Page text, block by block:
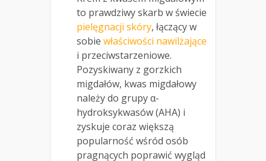
to prawdziwy skarb w świecie
pielęgnacji skóry, łączący w
sobie właściwości nawilżające
i przeciwstarzeniowe.
Pozyskiwany z gorzkich
migdałów, kwas migdałowy
należy do grupy α-
hydroksykwasów (AHA) i
zyskuje coraz większą
popularność wśród osób
pragnących poprawić wygląd